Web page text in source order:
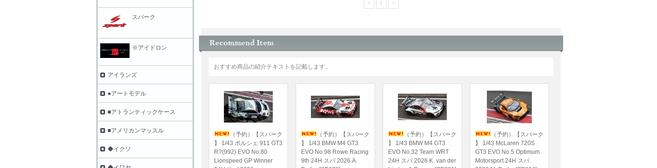
< 1 >
おすすめ商品の紹介テキストを記載します。
（予約）【スパーク
】 1/43 ポルシェ 911 GT3
R?(992) EVO No.80
Lionspeed GP Winner
（予約）【スパーク
】 1/43 BMW M4 GT3
EVO No.98 Rowe Racing
9th 24H スパ 2026 A.
（予約）【スパーク
】 1/43 BMW M4 GT3
EVO No.32 Team WRT
24H スパ 2026 K. van der
（予約）【スパーク
】 1/43 McLaren 720S
GT3 EVO No.5 Optimum
Motorsport 24H スパ
スパーク
※アイドロン
アイランズ
●アートモデル
■アトランティックケース
■アメリカンマッスル
◆イクソ